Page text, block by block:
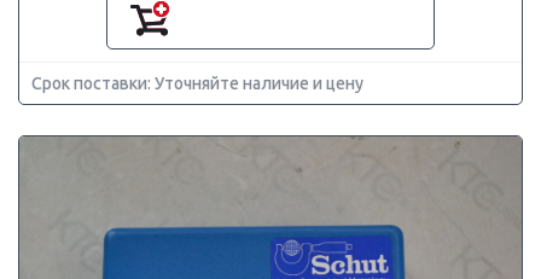
Срок поставки: Уточняйте наличие и цену